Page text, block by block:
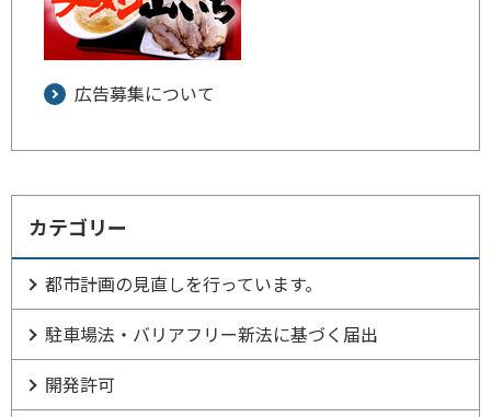
広告募集について
カテゴリー
都市計画の見直しを行っています。
駐車場法・バリアフリー新法に基づく届出
開発許可